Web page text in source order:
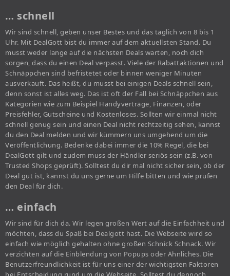
… schnell
Wir sind schnell, geben unser Bestes und das täglich von 8 bis 1
Uhr. Mit DealGott bist du immer auf dem aktuellsten Stand. Du
musst weder lange auf die nächsten Deals warten, noch dich
sorgen, dass du einen Deal verpasst. Viele der Rabattaktionen und
Schnäppchen sind befristetet oder binnen weniger Minuten
ausverkauft. Das heißt, du musst bei einigen Deals schnell sein,
denn sonst ist alles weg. Das ist oft der Fall bei Schnäppchen aus
Kategorien wie zum Beispiel Handyverträge, Finanzen, oder
Preisfehler, Gutscheine und Kostenloses. Sollten wir einmal nicht
schnell genug sein und einen Deal nicht rechtzeitig sehen, kannst
du den Deal melden und wir kümmern uns umgehend um die
Veröffentlichung. Bedenke dabei immer die 10% Regel, die bei
DealGott gilt und zudem muss der Händler seriös sein (z.B. von
Trusted Shops geprüft). Solltest du dir mal nicht sicher sein, ob der
Deal gut ist, kannst du uns gerne um Hilfe bitten und wie prüfen
den Deal für dich.
… einfach
Wir sind für dich da. Wir legen großen Wert auf die Einfachheit und
möchten, dass du Spaß bei Dealgott hast. Die Webseite wird so
einfach wie möglich gehalten ohne großen Schnick Schnack. Wir
verzichten auf die Einblendung von Popups oder Ähnliches. Die
Benutzerfreundlichkeit ist für uns einer der wichtigsten Faktoren